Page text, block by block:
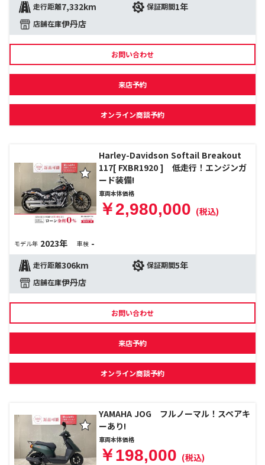
走行距離7,332km 保証期間1年
店舗在庫伊丹店
お問い合わせ
来店予約
オンライン商談予約
Harley-Davidson Softail Breakout
117[ FXBR1920 ] 低走行！エンジンガ
ード装備!
車両本体価格
￥2,980,000 (税込)
モデル年 2023年 車検 -
走行距離306km 保証期間5年
店舗在庫伊丹店
お問い合わせ
来店予約
オンライン商談予約
YAMAHA JOG フルノーマル！スペアキ
ーあり!
車両本体価格
￥198,000 (税込)